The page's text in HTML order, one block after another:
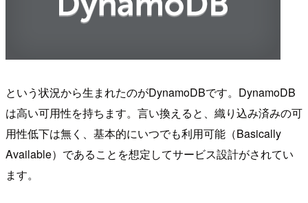
という状況から生まれたのがDynamoDBです。DynamoDB
は高い可用性を持ちます。言い換えると、織り込み済みの可
用性低下は無く、基本的にいつでも利用可能（Basically
Available）であることを想定してサービス設計がされてい
ます。